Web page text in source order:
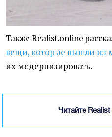
Также Realist.online
вещи, которые вышли из
их модернизировать.
Читайте